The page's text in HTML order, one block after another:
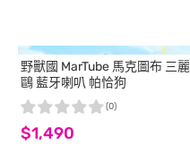
野獸國 MarTube 馬克圖布 三麗
鷗 藍牙喇叭 帕恰狗
$1,490
(0)